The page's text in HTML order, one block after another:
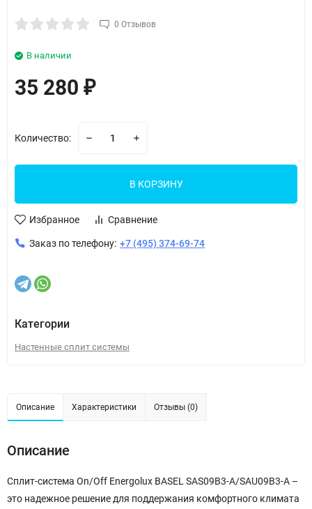
0 Отзывов
В наличии
35 280 ₽
Количество:
В КОРЗИНУ
Избранное Сравнение
Заказ по телефону: +7 (495) 374-69-74
Категории
Настенные сплит системы
Описание Характеристики Отзывы (0)
Описание
Сплит-система On/Off Energolux BASEL SAS09B3-A/SAU09B3-A –
это надежное решение для поддержания комфортного климата